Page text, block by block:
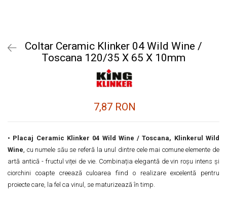
Coltar Ceramic Klinker 04 Wild Wine /
Toscana 120/35 X 65 X 10mm
7,87 RON
• Placaj Ceramic Klinker 04 Wild Wine / Toscana, Klinkerul Wild
Wine, cu numele său se referă la unul dintre cele mai comune elemente de
artă antică - fructul viței de vie. Combinația elegantă de vin roșu intens și
ciorchini coapte creează culoarea fiind o realizare excelentă pentru
proiecte care, la fel ca vinul, se maturizează în timp.